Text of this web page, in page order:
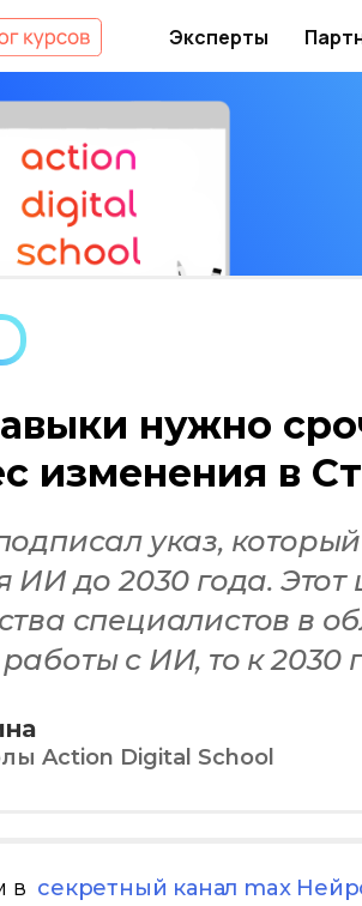
Эксперты
нужно
изменения в
указ,
ИИ до 2030 года.
специалистов в
с ИИ, то к 2030
Action Digital School
в секретный канал max